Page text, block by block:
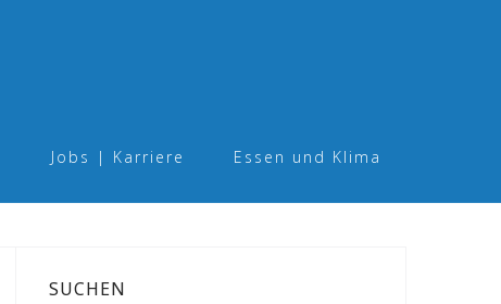
Jobs | Karriere Essen und Klima
SUCHEN